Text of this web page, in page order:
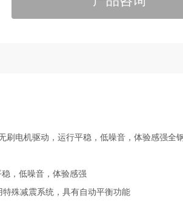
刷电机驱动，运行平稳，低噪音，体验感强
，低噪音，体验感强
殊减震系统，具有自动平衡功能